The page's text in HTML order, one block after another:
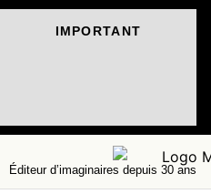
IMPORTANT
Éditeur d’imaginaires depuis 30 ans